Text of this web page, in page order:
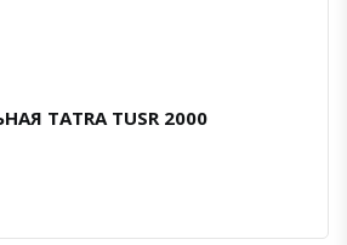
TATRA TUSR 2000